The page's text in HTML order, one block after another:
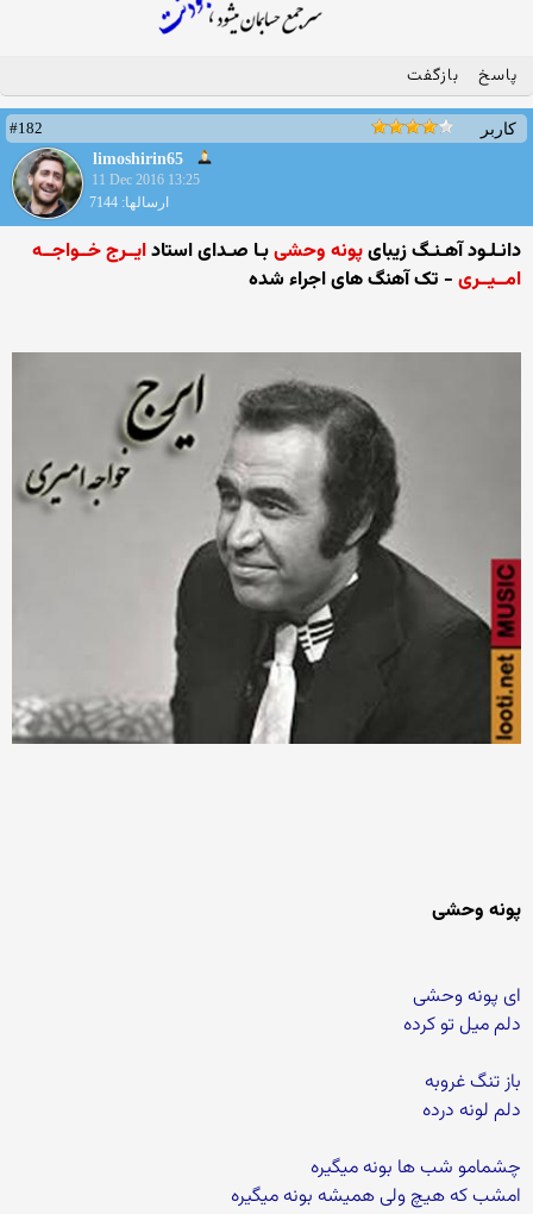
پاسخ بازگفت
کاربر
#182
limoshirin65
11 Dec 2016 13:25
ارسالها: 7144
دانـلـود آهـنـگ زیبایپونه وحشیبـا صـدای استادایــرج خــواجــه
امــیــری - تک آهنگ های اجراء شده
پونه وحشی
ای پونه وحشی
دلم میل تو کرده
باز تنگ غروبه
دلم لونه درده
چشمامو شب ها بونه میگیره
امشب که هیچ ولی همیشه بونه میگیره